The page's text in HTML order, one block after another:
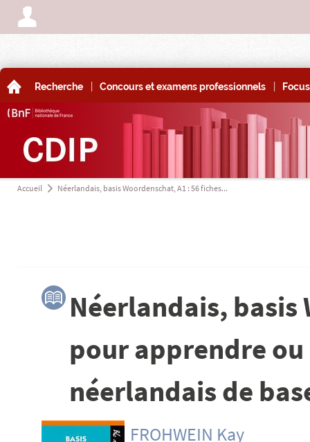
A
A Recherche | Concours et examens professionnels | Focus
Accueil a Néerlandais, basis Woordenschat, A1 : 56 fiches...
3 Néerlandais, basis
pour apprendre
néerlandais de
FROHWEIN Kay